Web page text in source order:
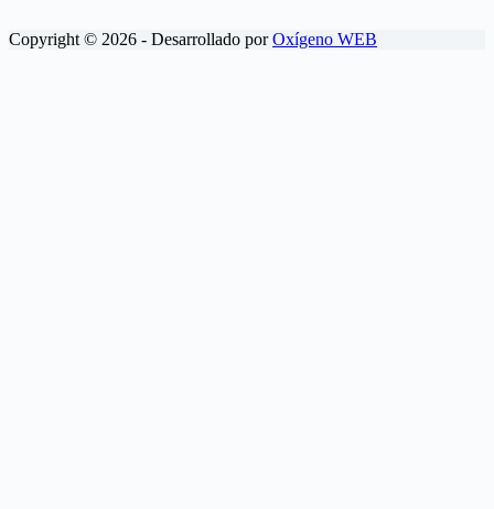
Copyright © 2026 - Desarrollado porOxígeno WEB